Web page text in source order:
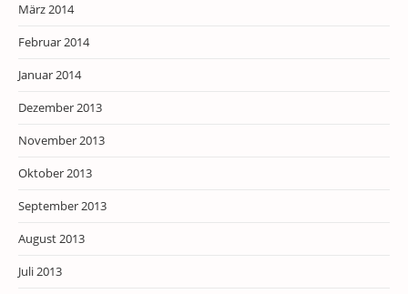
März 2014
Februar 2014
Januar 2014
Dezember 2013
November 2013
Oktober 2013
September 2013
August 2013
Juli 2013